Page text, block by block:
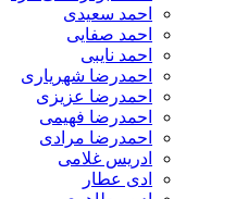
احمد سعیدی
احمد صفایی
احمد نایبی
احمدرضا شهریاری
احمدرضا عزیزی
احمدرضا فهیمی
احمدرضا مرادی
ادریس غلامی
ادی عطار